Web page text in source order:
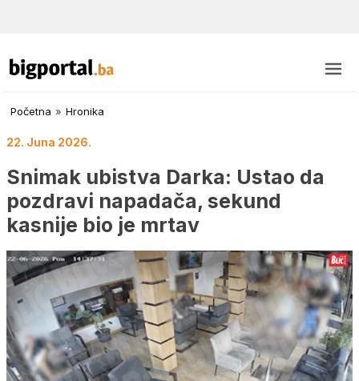
Početna » Hronika
22. Juna 2026.
Snimak ubistva Darka: Ustao da
pozdravi napadača, sekund
kasnije bio je mrtav